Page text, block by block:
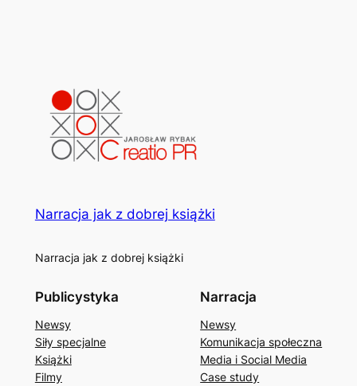
Narracja jak z dobrej książki
Narracja jak z dobrej książki
Publicystyka
Newsy
Siły specjalne
Książki
Filmy
Narracja
Newsy
Komunikacja społeczna
Media i Social Media
Case study